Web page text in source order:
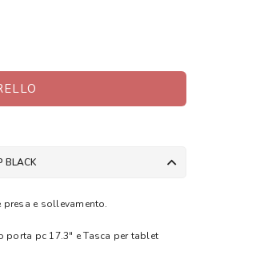
BLACK
e sollevamento.
porta pc 17.3" e Tasca per tablet